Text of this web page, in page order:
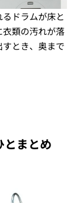
ドラムが床と
類の汚れが落
とき、奥まで
とまとめ